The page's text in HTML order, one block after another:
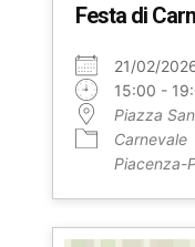
Festa di
21/02/
15:00 -
Piazza
Carnevale
Piacenza-